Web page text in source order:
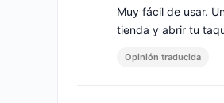
Muy fácil de usar.
tienda y abrir tu
Opinión traducida